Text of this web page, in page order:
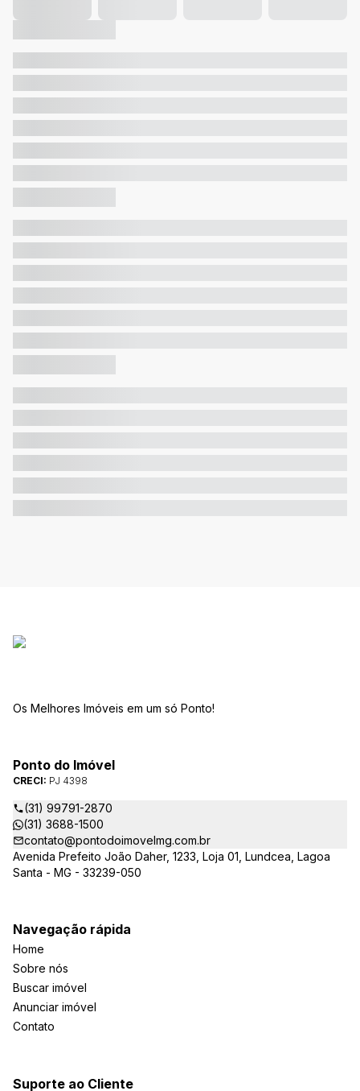
Os Melhores Imóveis em um só Ponto!
Ponto do Imóvel
CRECI: PJ 4398
(31) 99791-2870
(31) 3688-1500
contato@pontodoimovelmg.com.br
Avenida Prefeito João Daher, 1233, Loja 01, Lundcea, Lagoa
Santa - MG - 33239-050
Navegação rápida
Home
Sobre nós
Buscar imóvel
Anunciar imóvel
Contato
Suporte ao Cliente